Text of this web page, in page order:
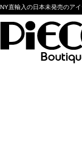
NY直輸入の日本未発売のア